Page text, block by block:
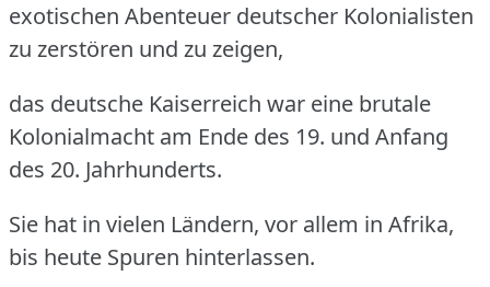
exotischen Abenteuer deutscher Kolonialisten
zu zerstören und zu zeigen,
das deutsche Kaiserreich war eine brutale
Kolonialmacht am Ende des 19. und Anfang
des 20. Jahrhunderts.
Sie hat in vielen Ländern, vor allem in Afrika,
bis heute Spuren hinterlassen.